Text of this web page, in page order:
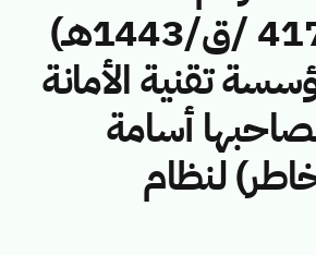
(417412199 /ق/1443هـ)
تقنية الأمانة
أسامة
لنظام